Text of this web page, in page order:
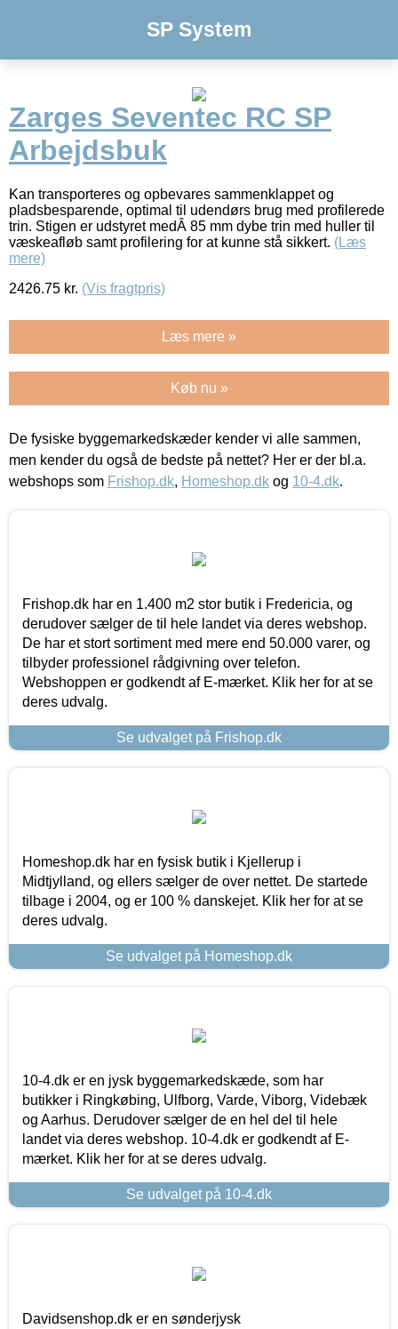
SP System
Zarges Seventec RC SP
Arbejdsbuk
Kan transporteres og opbevares sammenklappet og
pladsbesparende, optimal til udendørs brug med profilerede
trin. Stigen er udstyret medÂ 85 mm dybe trin med huller til
væskeafløb samt profilering for at kunne stå sikkert. (Læs
mere)
2426.75 kr. (Vis fragtpris)
Læs mere »
Køb nu »
De fysiske byggemarkedskæder kender vi alle sammen,
men kender du også de bedste på nettet? Her er der bl.a.
webshops som Frishop.dk, Homeshop.dk og 10-4.dk.
Frishop.dk har en 1.400 m2 stor butik i Fredericia, og
derudover sælger de til hele landet via deres webshop.
De har et stort sortiment med mere end 50.000 varer, og
tilbyder professionel rådgivning over telefon.
Webshoppen er godkendt af E-mærket. Klik her for at se
deres udvalg.
Se udvalget på Frishop.dk
Homeshop.dk har en fysisk butik i Kjellerup i
Midtjylland, og ellers sælger de over nettet. De startede
tilbage i 2004, og er 100 % danskejet. Klik her for at se
deres udvalg.
Se udvalget på Homeshop.dk
10-4.dk er en jysk byggemarkedskæde, som har
butikker i Ringkøbing, Ulfborg, Varde, Viborg, Videbæk
og Aarhus. Derudover sælger de en hel del til hele
landet via deres webshop. 10-4.dk er godkendt af E-
mærket. Klik her for at se deres udvalg.
Se udvalget på 10-4.dk
Davidsenshop.dk er en sønderjysk